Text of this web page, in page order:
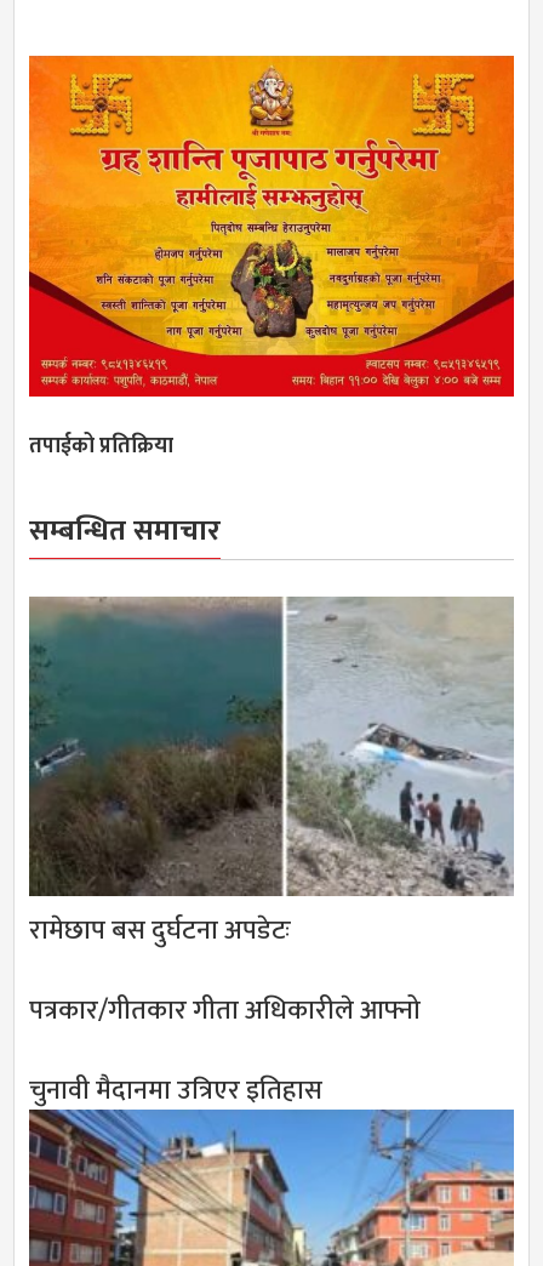
तपाईको प्रतिक्रिया
सम्बन्धित समाचार
रामेछाप बस दुर्घटना अपडेटः
पत्रकार/गीतकार गीता अधिकारीले आफ्नो
चुनावी मैदानमा उत्रिएर इतिहास